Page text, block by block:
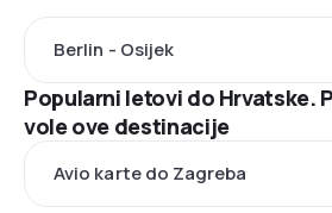
Berlin - Osijek
Popularni letovi do Hrvatske.
vole ove destinacije
Avio karte do Zagreba